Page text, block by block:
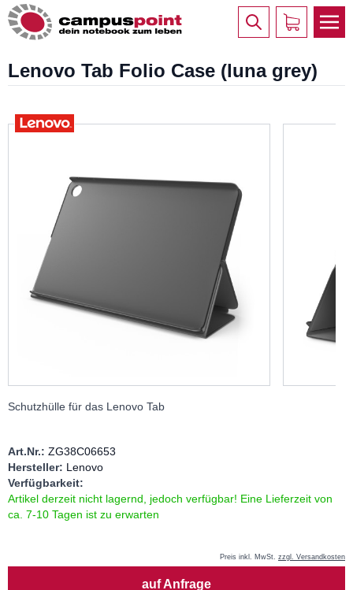
Lenovo Tab Folio Case (luna grey)
Schutzhülle für das Lenovo Tab
Art.Nr.: ZG38C06653
Hersteller: Lenovo
Verfügbarkeit:
Artikel derzeit nicht lagernd, jedoch verfügbar! Eine Lieferzeit von
ca. 7-10 Tagen ist zu erwarten
Preis inkl. MwSt. zzgl. Versandkosten
auf Anfrage